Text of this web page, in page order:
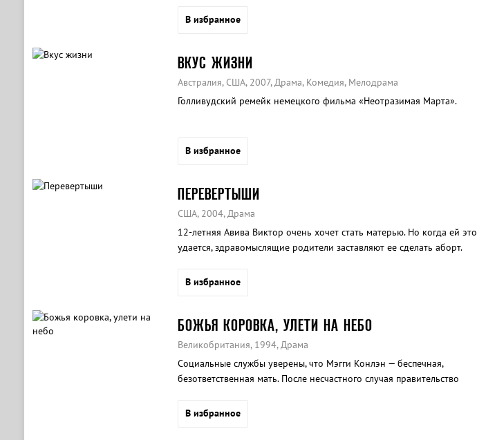
В избранное
ВКУС ЖИЗНИ
Австралия, США, 2007, Драма, Комедия, Мелодрама
Голливудский ремейк немецкого фильма «Неотразимая Марта».
В избранное
ПЕРЕВЕРТЫШИ
США, 2004, Драма
12-летняя Авива Виктор очень хочет стать матерью. Но когда ей это
удается, здравомыслящие родители заставляют ее сделать аборт.
В избранное
БОЖЬЯ КОРОВКА, УЛЕТИ НА НЕБО
Великобритания, 1994, Драма
Социальные службы уверены, что Мэгги Конлэн — беспечная,
безответственная мать. После несчастного случая правительство
В избранное